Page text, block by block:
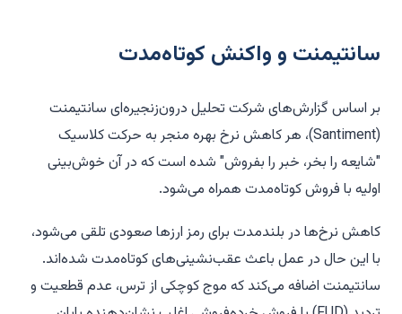
سانتیمنت و واکنش کوتاه‌مدت
بر اساس گزارش‌های شرکت تحلیل درون‌زنجیره‌ای سانتیمنت
(Santiment)، هر کاهش نرخ بهره منجر به حرکت کلاسیک
"شایعه را بخر، خبر را بفروش" شده است که در آن خوش‌بینی
اولیه با فروش کوتاه‌مدت همراه می‌شود.
کاهش نرخ‌ها در بلندمدت برای رمز ارزها صعودی تلقی می‌شود،
با این حال در عمل باعث عقب‌نشینی‌های کوتاه‌مدت شده‌اند.
سانتیمنت اضافه می‌کند که موج کوچکی از ترس، عدم قطعیت و